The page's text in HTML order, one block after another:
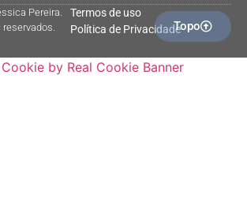
Pereira.
Termos de uso
Política de PrivacidadeTopo
by Real Cookie Banner